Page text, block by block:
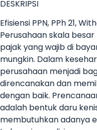
DESKRIPSI
Efisiensi PPN, PPh 21,
Perusahaan skala
pajak yang wajib di
mungkin. Dalam
perusahaan menjadi
direncanakan dan
dengan baik.
adalah bentuk daru
membutuhkan adanya